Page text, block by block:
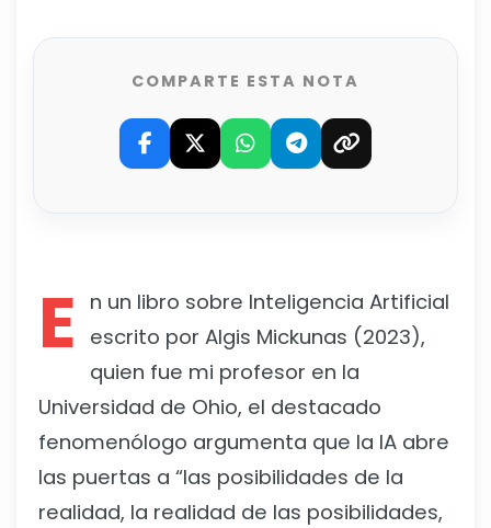
COMPARTE ESTA NOTA
E
n un libro sobre Inteligencia Artificial
escrito por Algis Mickunas (2023),
quien fue mi profesor en la
Universidad de Ohio, el destacado
fenomenólogo argumenta que la IA abre
las puertas a “las posibilidades de la
realidad, la realidad de las posibilidades,